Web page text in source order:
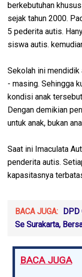
berkebutuhan
sejak tahun 2000.
5 pederita autis.
siswa autis.
Sekolah ini mendidik
- masing. Sehingga
kondisi anak
Dengan demikian
untuk anak, bukan
Saat ini Imaculata
penderita autis.
kapasitasnya
BACA JUGA:
Se Surakarta,
BACA JUGA